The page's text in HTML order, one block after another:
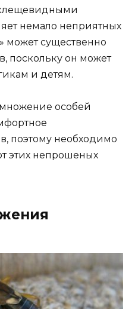
немало неприятных
может существенно
поскольку он может
и детям.
особей
поэтому необходимо
этих непрошеных